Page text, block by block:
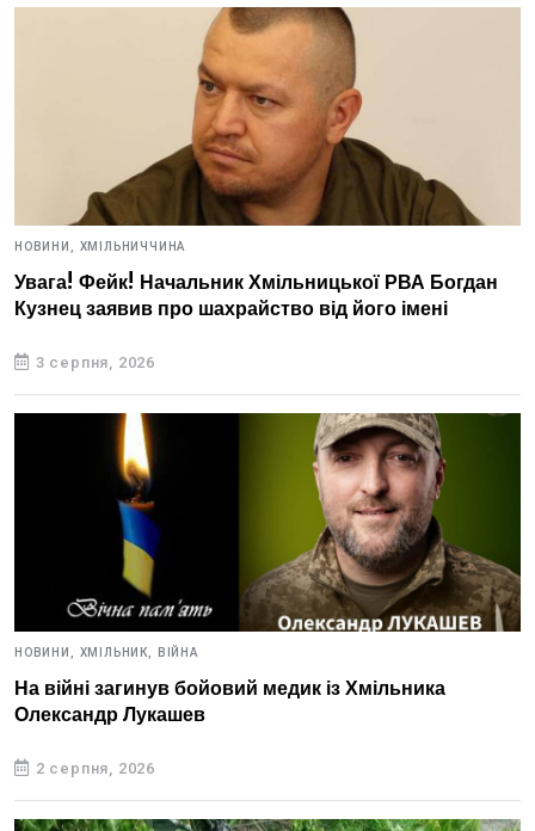
НОВИНИ, ХМІЛЬНИЧЧИНА
Увага! Фейк! Начальник Хмільницької РВА Богдан
Кузнец заявив про шахрайство від його імені
3 серпня, 2026
НОВИНИ, ХМІЛЬНИК, ВІЙНА
На війні загинув бойовий медик із Хмільника
Олександр Лукашев
2 серпня, 2026